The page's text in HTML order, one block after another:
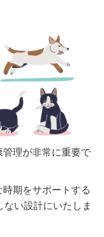
理が非常に重要で
時期をサポートする
い設計にいたしま